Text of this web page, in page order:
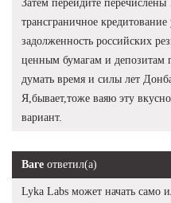
Затем перейдите
трансграничное
задолженность российских
ценным бумагам и депозитам
думать время и силы лет
Я,бывает,тоже ваяю эту
вариант.
Ваге ответил(а)
Lyka Labs может начать само